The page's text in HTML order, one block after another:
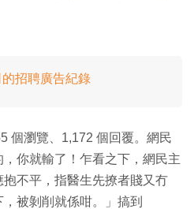
的招聘廣告紀錄
個瀏覽、1,172 個回覆。網民
你就輸了！乍看之下，網民主
不平，指醫生先撩者賤又冇
被剝削就係咁。」搞到